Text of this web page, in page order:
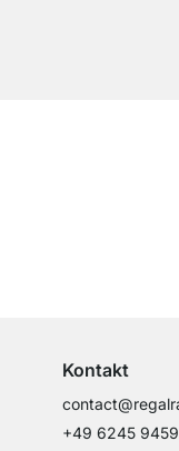
Kontakt
+49 6245